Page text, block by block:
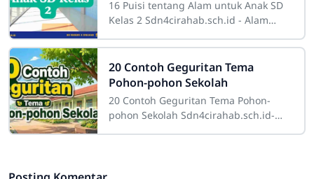
16 Puisi tentang Alam untuk Anak SD
Kelas 2 Sdn4cirahab.sch.id - Alam
tak terbatas bagi banyak orang. Bagi
20 Contoh Geguritan Tema
Pohon-pohon Sekolah
20 Contoh Geguritan Tema Pohon-
pohon Sekolah Sdn4cirahab.sch.id-